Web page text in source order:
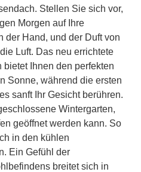
Stellen Sie sich vor,
Morgen auf Ihre
der Hand, und der Duft von
Luft. Das neu errichtete
bietet Ihnen den perfekten
Sonne, während die ersten
sanft Ihr Gesicht berühren.
Wintergarten,
geöffnet werden kann. So
in den kühlen
Ein Gefühl der
breitet sich in